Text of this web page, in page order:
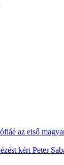
az első
kért Peter